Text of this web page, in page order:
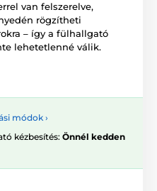
van felszerelve,
rögzítheti
– így a fülhallgató
lehetetlenné válik.
módok ›
kézbesítés: Önnél kedden